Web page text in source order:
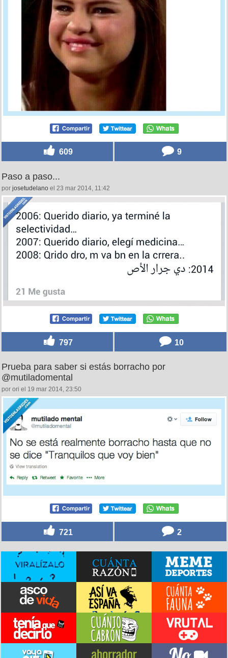
609 9
Paso a paso...
por josetudelano el 23 mar 2014, 11:42
797 10
Prueba para saber si estás borracho por
@mutiladomental
por ori el 19 mar 2014, 23:50
721 2